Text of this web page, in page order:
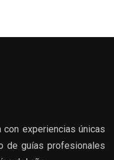
experiencias únicas
de guías profesionales